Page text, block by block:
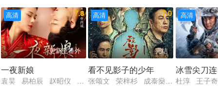
高清 7.8
更新至番外
一夜新娘
袁昊 易柏辰 赵昭仪 高基才 黄千硕 余凯宁 王珮寒 何倩影
高清 7.0
完结
看不见影子的少年
张颂文 荣梓杉 成泰燊 陈雨锶 李
高清
冰雪尖刀连
杜淳 王子